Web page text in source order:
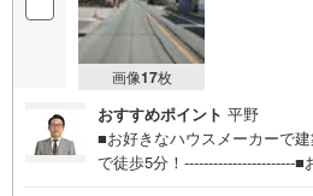
画像17枚
おすすめポイント 平野
■お好きなハウスメーカーで
で徒歩5分！